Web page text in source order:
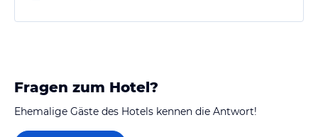
Fragen zum Hotel?
Ehemalige Gäste des Hotels kennen die Antwort!